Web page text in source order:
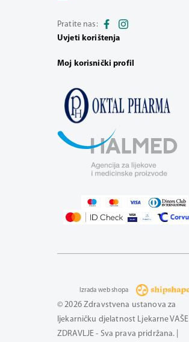
Pratite nas:
Uvjeti korištenja
Moj korisnički profil
© 2026 Zdravstvena ustanova za
ljekarničku djelatnost Ljekarne VAŠE
ZDRAVLJE - Sva prava pridržana. |
Izrada web shopa